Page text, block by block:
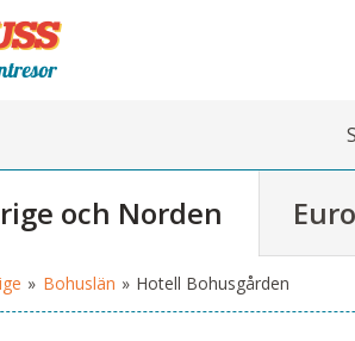
och Norden
» Bohuslän » Hotell Bohusgården